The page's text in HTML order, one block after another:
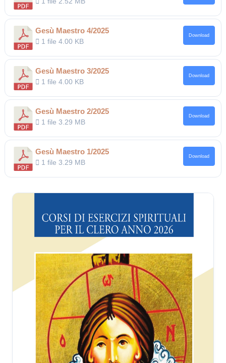
Gesù Maestro 4/2025
1 file4.00 KB
Download
Gesù Maestro 3/2025
1 file4.00 KB
Download
Gesù Maestro 2/2025
1 file3.29 MB
Download
Gesù Maestro 1/2025
1 file3.29 MB
Download